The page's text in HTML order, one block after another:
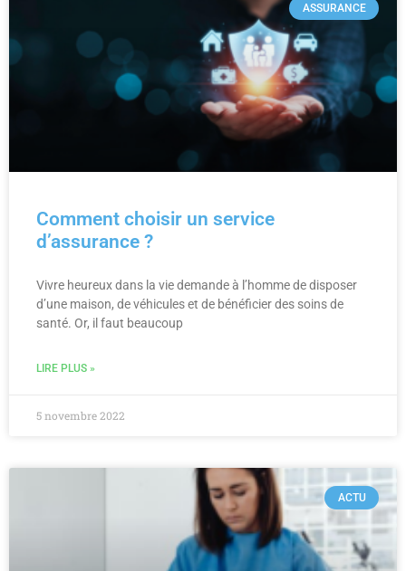
ASSURANCE
Comment choisir un service
d’assurance ?
Vivre heureux dans la vie demande à l’homme de disposer
d’une maison, de véhicules et de bénéficier des soins de
santé. Or, il faut beaucoup
LIRE PLUS »
5 novembre 2022
ACTU